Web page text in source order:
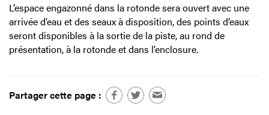
L’espace engazonné dans la rotonde sera ouvert avec une
arrivée d’eau et des seaux à disposition, des points d’eaux
seront disponibles à la sortie de la piste, au rond de
présentation, à la rotonde et dans l’enclosure.
Partager cette page :